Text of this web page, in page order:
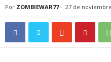
Por ZOMBIEWAR77- 27 de